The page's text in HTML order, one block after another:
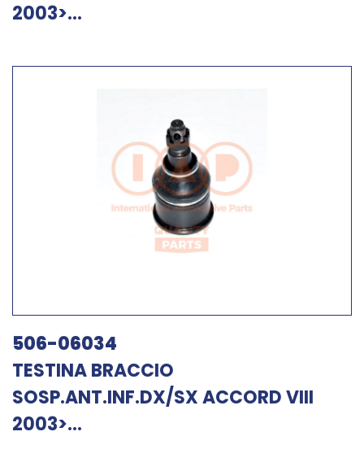
2003>...
506-06034
TESTINA BRACCIO
SOSP.ANT.INF.DX/SX ACCORD VIII
2003>...